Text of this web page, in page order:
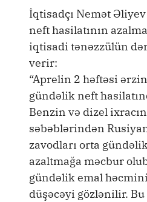
İqtisadçı Nemət
neft hasilatının
iqtisadi tənəzzülün
verir:
“Aprelin 2 həftəsi
gündəlik neft
Benzin və dizel
səbəblərindən
zavodları orta
azaltmağa məcbur
gündəlik emal
düşəcəyi gözlənilir.